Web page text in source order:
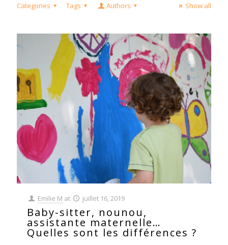
Categories Tags Authors Show all
Emilie M at juillet 16, 2019
Baby-sitter, nounou,
assistante maternelle…
Quelles sont les différences ?